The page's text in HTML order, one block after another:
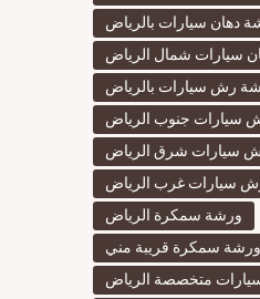
دهان سيارات بالرياض
سيارات شمال الرياض
رش سيارات بالرياض
سيارات جنوب الرياض
سيارات شرق الرياض
سيارات غرب الرياض
ورشة سمكرة الرياض
ورشة سمكرة قريبة مني
متخصصة الرياض